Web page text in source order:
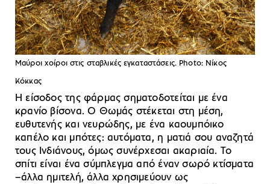
Μαύροι χοίροι στις σταβλικές εγκαταστάσεις. Photo: Νίκος
Κόκκας
Η είσοδος της φάρμας σηματοδοτείται με ένα
κρανίο βίσονα. Ο Θωμάς στέκεται στη μέση,
ευθυτενής και νευρώδης, με ένα καουμπόικο
καπέλο και μπότες: αυτόματα, η ματιά σου αναζητά
τους Ινδιάνους, όμως συνέρχεσαι ακαριαία. Το
σπίτι είναι ένα σύμπλεγμα από έναν σωρό κτίσματα
–άλλα ημιτελή, άλλα χρησιμεύουν ως